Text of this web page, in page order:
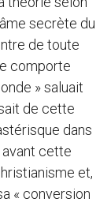
secrète du
de toute
comporte
» saluait
de cette
dans
avant cette
et,
« conversion